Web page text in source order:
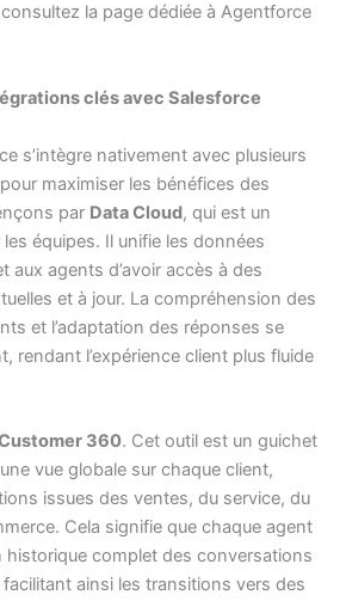
la page dédiée à Agentforce
clés avec Salesforce
s’intègre nativement avec plusieurs
maximiser les bénéfices des
par Data Cloud, qui est un
équipes. Il unifie les données
aux agents d’avoir accès à des
et à jour. La compréhension des
et l’adaptation des réponses se
rendant l’expérience client plus fluide
360. Cet outil est un guichet
vue globale sur chaque client,
issues des ventes, du service, du
Cela signifie que chaque agent
historique complet des conversations
ainsi les transitions vers des